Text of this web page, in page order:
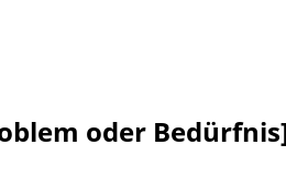
oder